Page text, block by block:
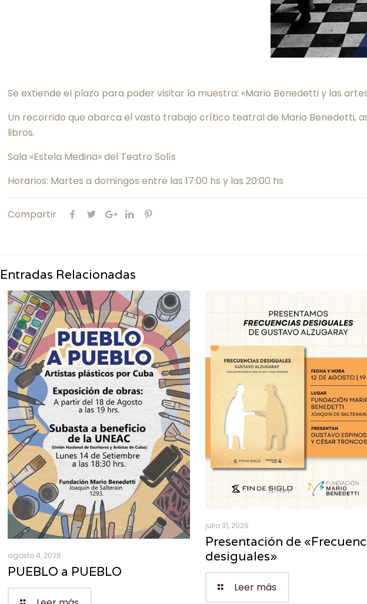
Se extiende el plazo para poder visitar la muestra: «Mario Benedetti y las
Un recorrido que abarca el vasto trabajo crítico teatral de Mario Benedetti,
libros.
Sala «Estela Medina» del Teatro Solís
Horarios: Martes a domingos entre las 17:00 hs y las 20:00 hs
Compartir
Entradas Relacionadas
agosto 4, 2026
PUEBLO a PUEBLO
julio 31, 2026
Presentación de
desiguales»
Leer más